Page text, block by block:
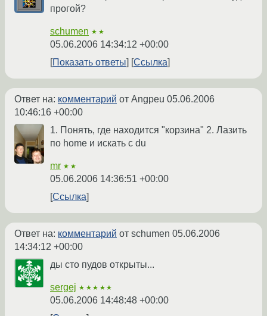
прогой?
schumen ★★
05.06.2006 14:34:12 +00:00
Показать ответы
Ссылка
Ответ на: комментарий от Angpeu 05.06.2006
10:46:16 +00:00
1. Понять, где находится "корзина" 2. Лазить
по home и искать с du
mr ★★
05.06.2006 14:36:51 +00:00
Ссылка
Ответ на: комментарий от schumen 05.06.2006
14:34:12 +00:00
ды сто пудов открыты...
sergej ★★★★★
05.06.2006 14:48:48 +00:00